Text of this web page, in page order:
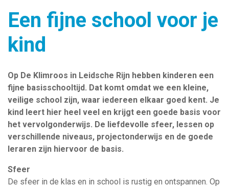
Een fijne school voor je
kind
Op De Klimroos in Leidsche Rijn hebben kinderen een
fijne basisschooltijd. Dat komt omdat we een kleine,
veilige school zijn, waar iedereen elkaar goed kent. Je
kind leert hier heel veel en krijgt een goede basis voor
het vervolgonderwijs. De liefdevolle sfeer, lessen op
verschillende niveaus, projectonderwijs en de goede
leraren zijn hiervoor de basis.
Sfeer
De sfeer in de klas en in school is rustig en ontspannen. Op